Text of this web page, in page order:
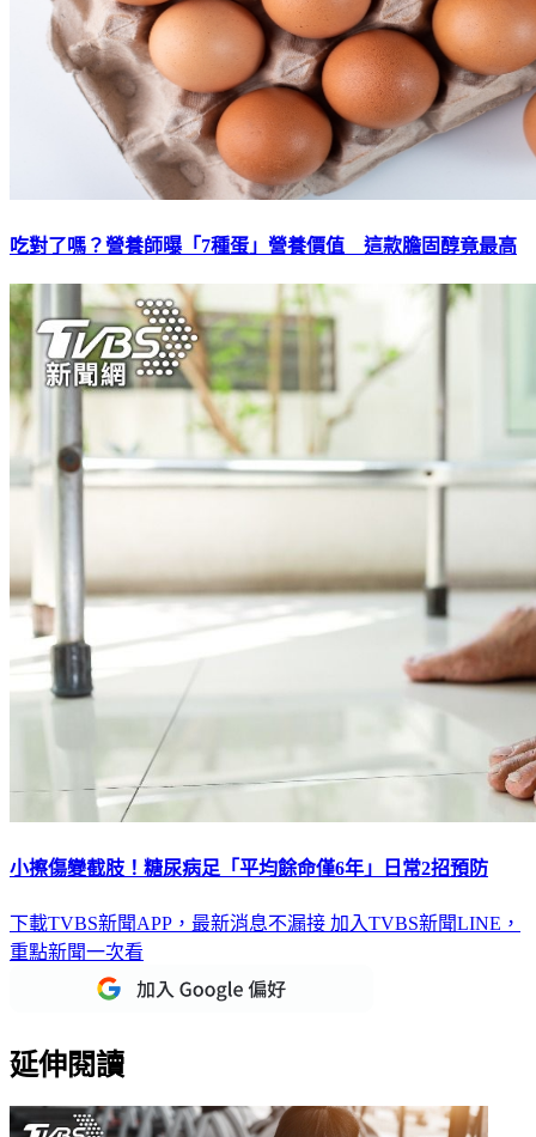
吃對了嗎？營養師曝「7種蛋」營養價值 這款膽固醇竟最高
小擦傷變截肢！糖尿病足「平均餘命僅6年」日常2招預防
下載TVBS新聞APP，最新消息不漏接 加入TVBS新聞LINE，
重點新聞一次看
延伸閱讀